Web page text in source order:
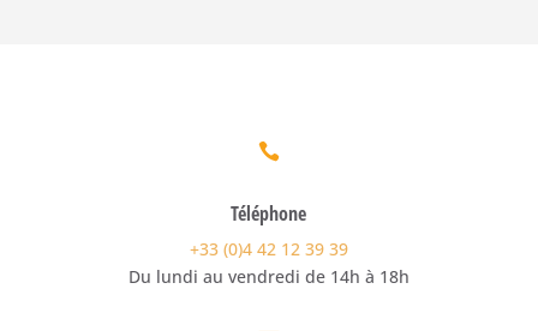

Téléphone
+33 (0)4 42 12 39 39
Du lundi au vendredi de 14h à 18h